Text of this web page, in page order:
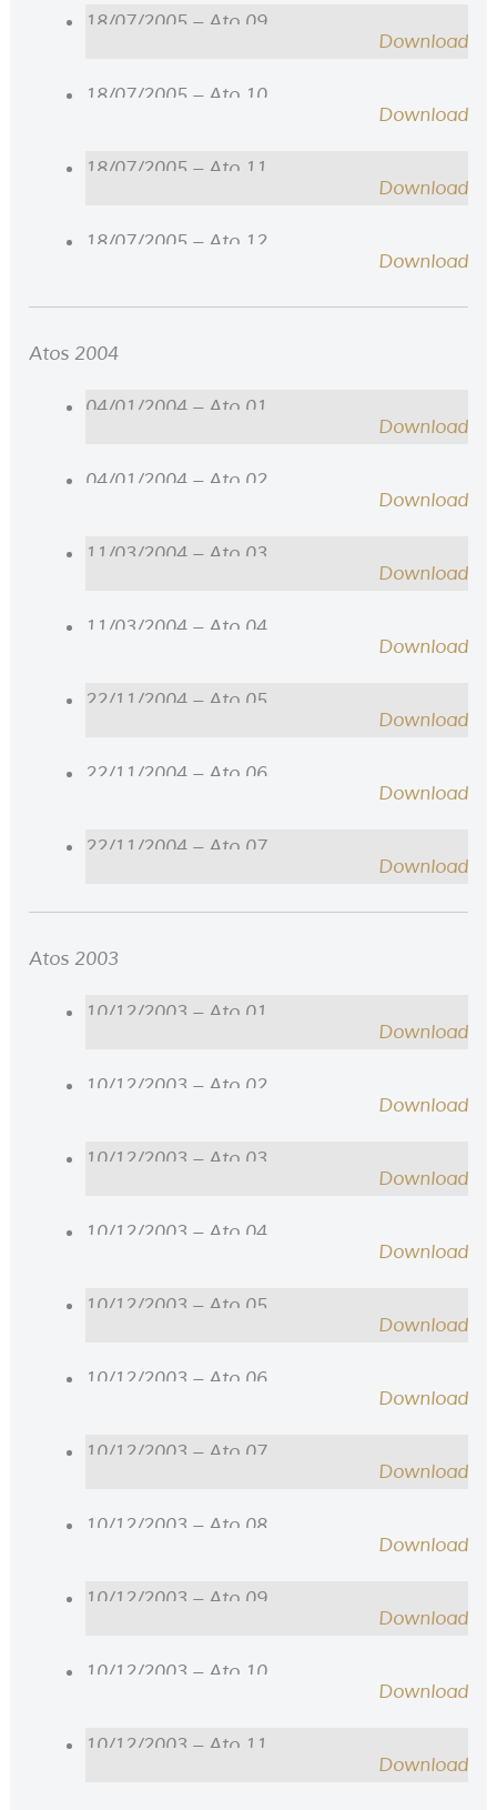
18/07/2005 – Ato 09
Download
18/07/2005 – Ato 10
Download
18/07/2005 – Ato 11
Download
18/07/2005 – Ato 12
Download
Atos 2004
04/01/2004 – Ato 01
Download
04/01/2004 – Ato 02
Download
11/03/2004 – Ato 03
Download
11/03/2004 – Ato 04
Download
22/11/2004 – Ato 05
Download
22/11/2004 – Ato 06
Download
22/11/2004 – Ato 07
Download
Atos 2003
10/12/2003 – Ato 01
Download
10/12/2003 – Ato 02
Download
10/12/2003 – Ato 03
Download
10/12/2003 – Ato 04
Download
10/12/2003 – Ato 05
Download
10/12/2003 – Ato 06
Download
10/12/2003 – Ato 07
Download
10/12/2003 – Ato 08
Download
10/12/2003 – Ato 09
Download
10/12/2003 – Ato 10
Download
10/12/2003 – Ato 11
Download